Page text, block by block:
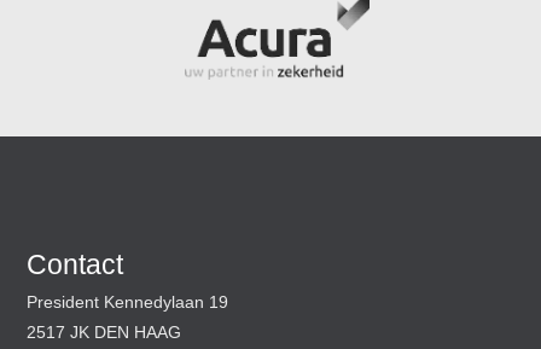
Contact
President Kennedylaan 19
2517 JK DEN HAAG